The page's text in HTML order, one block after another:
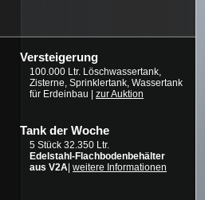
Versteigerung
100.000 Ltr. Löschwassertank,
Zisterne, Sprinklertank, Wassertank
für Erdeinbau | zur Auktion
Tank der Woche
5 Stück 32.350 Ltr.
Edelstahl-Flachbodenbehälter
aus V2A weitere Informationen